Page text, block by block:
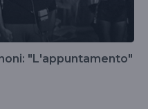
"L'appuntamento"